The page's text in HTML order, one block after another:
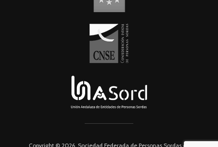
Copyright © 2026. Sociedad Federada de Personas Sordas de